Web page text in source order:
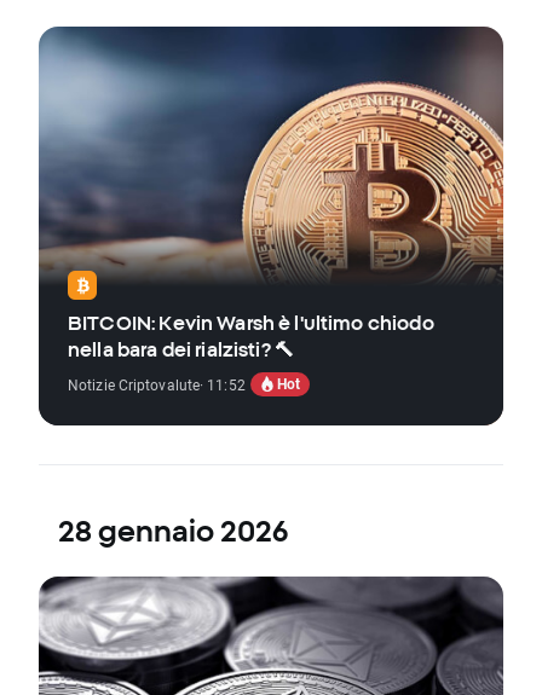
BITCOIN: Kevin Warsh è l'ultimo chiodo
nella bara dei rialzisti? 🔨
Notizie Criptovalute· 11:52 Hot
28 gennaio 2026